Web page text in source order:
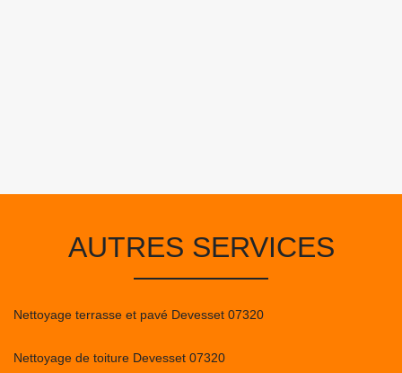
AUTRES SERVICES
Nettoyage terrasse et pavé Devesset 07320
Nettoyage de toiture Devesset 07320